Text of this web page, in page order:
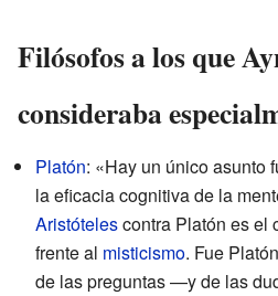
Filósofos a los que
consideraba
Platón: «Hay un único asunto
la eficacia cognitiva de la
Aristótelescontra Platón es el
frente al misticismo. Fue
de las preguntas —y de las